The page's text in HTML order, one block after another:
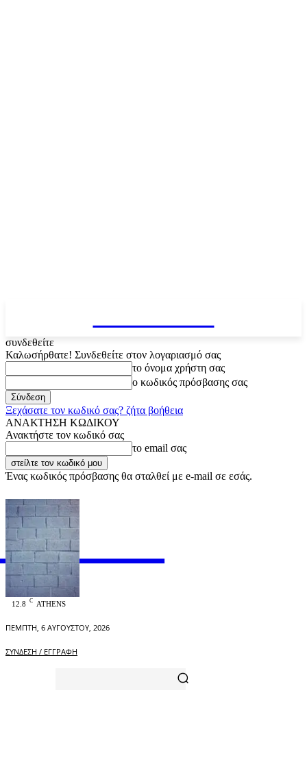
συνδεθείτε
Καλωσήρθατε! Συνδεθείτε στον λογαριασμό σας
το όνομα χρήστη σας
ο κωδικός πρόσβασης σας
Ξεχάσατε τον κωδικό σας? ζήτα βοήθεια
ΑΝΑΚΤΗΣΗ ΚΩΔΙΚΟΥ
Ανακτήστε τον κωδικό σας
το email σας
Ένας κωδικός πρόσβασης θα σταλθεί με e-mail σε εσάς.
OFFICIAL
12.8 C ATHENS
ΠΈΜΠΤΗ, 6 ΑΥΓΟΎΣΤΟΥ, 2026
ΣΎΝΔΕΣΗ / ΕΓΓΡΑΦΉ